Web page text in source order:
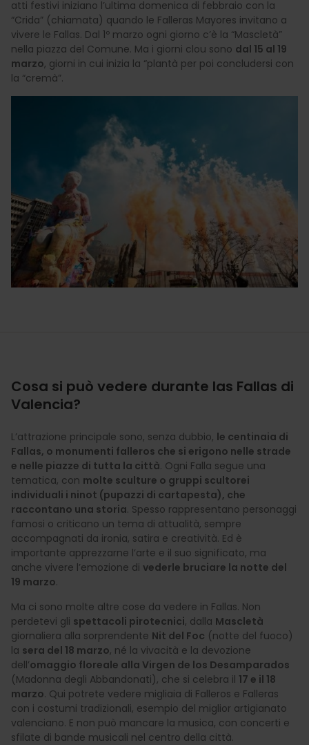
atti festivi iniziano l’ultima domenica di febbraio con la
“Crida” (chiamata) quando le Falleras Mayores invitano a
vivere le Fallas. Dal 1º marzo ogni giorno c’è la “Mascletà”
nella piazza del Comune. Ma i giorni clou sono dal 15 al 19
marzo, giorni in cui inizia la “plantà per poi concludersi con
la “cremà”.
Cosa si può vedere durante las Fallas di
Valencia?
L’attrazione principale sono, senza dubbio, le centinaia di
Fallas, o monumenti falleros che si erigono nelle strade
e nelle piazze di tutta la città. Ogni Falla segue una
tematica, con molte sculture o gruppi scultorei
individuali i ninot (pupazzi di cartapesta), che
raccontano una storia. Spesso rappresentano personaggi
famosi o criticano un tema di attualità, sempre
accompagnati da ironia, satira e creatività. Ed è
importante apprezzarne l’arte e il suo significato, ma
anche vivere l’emozione di vederle bruciare la notte del
19 marzo.
Ma ci sono molte altre cose da vedere in Fallas. Non
perdetevi gli spettacoli pirotecnici, dalla Mascletà
giornaliera alla sorprendente Nit del Foc (notte del fuoco)
la sera del 18 marzo, né la vivacità e la devozione
dell’omaggio floreale alla Virgen de los Desamparados
(Madonna degli Abbandonati), che si celebra il 17 e il 18
marzo. Qui potrete vedere migliaia di Falleros e Falleras
con i costumi tradizionali, esempio del miglior artigianato
valenciano. E non può mancare la musica, con concerti e
sfilate di bande musicali nel centro della città.